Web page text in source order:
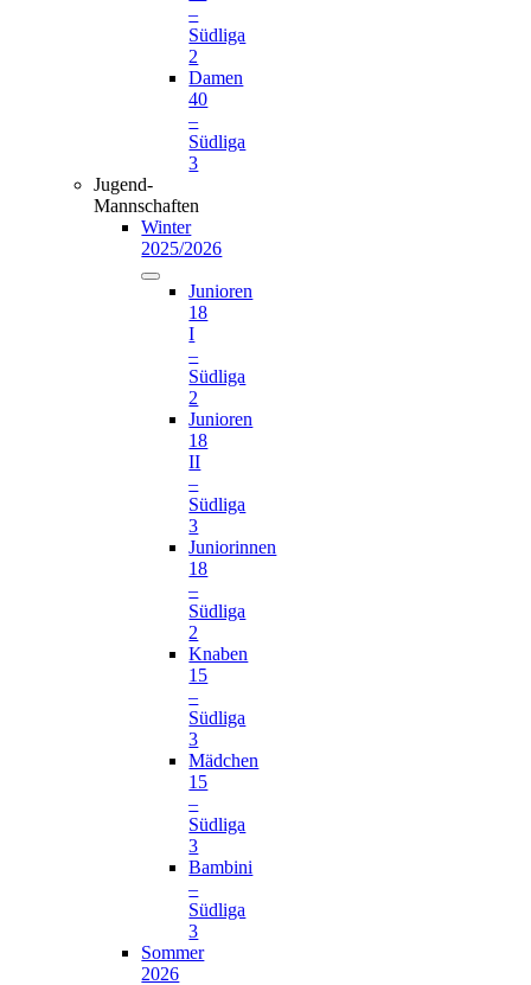
–
Südliga
2
Damen
40
–
Südliga
3
Jugend-
Mannschaften
Winter
2025/2026
Junioren
18
I
–
Südliga
2
Junioren
18
II
–
Südliga
3
Juniorinnen
18
–
Südliga
2
Knaben
15
–
Südliga
3
Mädchen
15
–
Südliga
3
Bambini
–
Südliga
3
Sommer
2026